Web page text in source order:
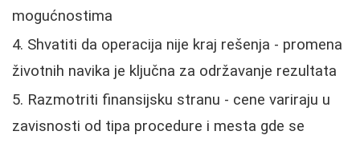
mogućnostima
Shvatiti da operacija nije kraj rešenja - promena
životnih navika je ključna za održavanje rezultata
Razmotriti finansijsku stranu - cene variraju u
zavisnosti od tipa procedure i mesta gde se